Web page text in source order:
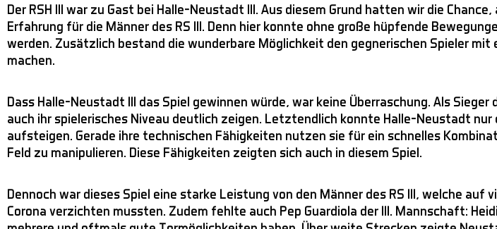
Der RSH III war zu Gast bei Halle-Neustadt III. Aus diesem Grund hatten wir die
Erfahrung für die Männer des RS III. Denn hier konnte ohne große hüpfende
werden. Zusätzlich bestand die wunderbare Möglichkeit den gegnerischen Spieler
machen.
Dass Halle-Neustadt III das Spiel gewinnen würde, war keine Überraschung. Als
auch ihr spielerisches Niveau deutlich zeigen. Letztendlich konnte Halle-Neustadt
aufsteigen. Gerade ihre technischen Fähigkeiten nutzen sie für ein schnelles
Feld zu manipulieren. Diese Fähigkeiten zeigten sich auch in diesem Spiel.
Dennoch war dieses Spiel eine starke Leistung von den Männer des RS III, welche auf
Corona verzichten mussten. Zudem fehlte auch Pep Guardiola der III. Mannschaft: